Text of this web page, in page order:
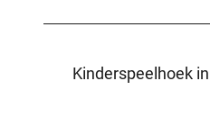
Kinderspeelhoek